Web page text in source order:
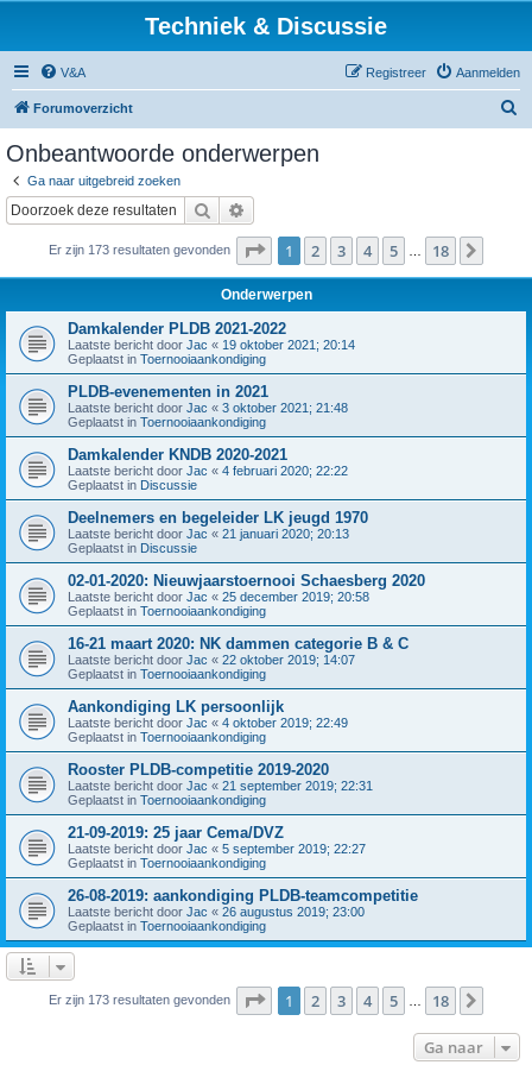
Techniek & Discussie
V&A Aanmelden
Registreer
Forumoverzicht
Onbeantwoorde onderwerpen
Ga naar uitgebreid zoeken
Zoek
Er zijn 173 resultaten gevonden Pagina van 18
1 2 3 4 5 18
Onderwerpen
Damkalender PLDB 2021-2022
Laatste bericht door Jac « 19 oktober 2021; 20:14
Geplaatst in Toernooiaankondiging
PLDB-evenementen in 2021
Laatste bericht door Jac « 3 oktober 2021; 21:48
Geplaatst in Toernooiaankondiging
Damkalender KNDB 2020-2021
Laatste bericht door Jac « 4 februari 2020; 22:22
Geplaatst in Discussie
Deelnemers en begeleider LK jeugd 1970
Laatste bericht door Jac « 21 januari 2020; 20:13
Geplaatst in Discussie
02-01-2020: Nieuwjaarstoernooi Schaesberg 2020
Laatste bericht door Jac « 25 december 2019; 20:58
Geplaatst in Toernooiaankondiging
16-21 maart 2020: NK dammen categorie B & C
Laatste bericht door Jac « 22 oktober 2019; 14:07
Geplaatst in Toernooiaankondiging
Aankondiging LK persoonlijk
Laatste bericht door Jac « 4 oktober 2019; 22:49
Geplaatst in Toernooiaankondiging
Rooster PLDB-competitie 2019-2020
Laatste bericht door Jac « 21 september 2019; 22:31
Geplaatst in Toernooiaankondiging
21-09-2019: 25 jaar Cema/DVZ
Laatste bericht door Jac « 5 september 2019; 22:27
Geplaatst in Toernooiaankondiging
26-08-2019: aankondiging PLDB-teamcompetitie
Laatste bericht door Jac « 26 augustus 2019; 23:00
Geplaatst in Toernooiaankondiging
Er zijn 173 resultaten gevonden Pagina van 18
1 2 3 4 5 18
Ga naar